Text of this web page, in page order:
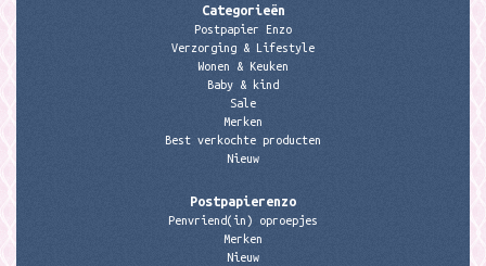
Categorieën
Postpapier Enzo
Verzorging & Lifestyle
Wonen & Keuken
Baby & kind
Sale
Merken
Best verkochte producten
Nieuw
Postpapierenzo
Penvriend(in) oproepjes
Merken
Nieuw